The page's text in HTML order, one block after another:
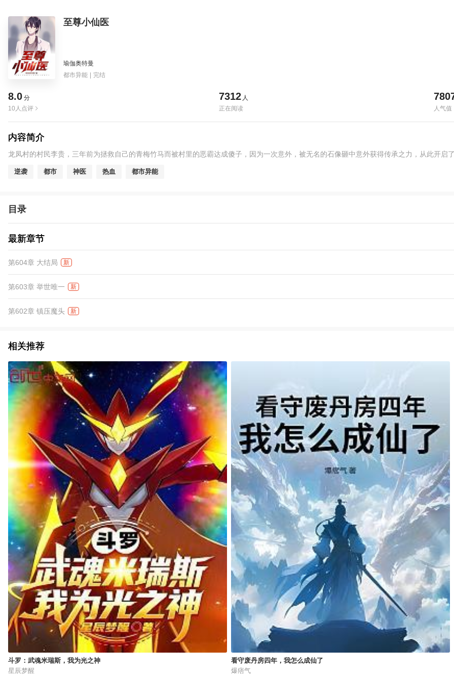
至尊小仙医
瑜伽奥特曼
都市异能 | 完结
8.0 分
10人点评
7312 人
正在阅读
人气值
内容简介
龙凤村的村民李贵，三年前为拯救自己的青梅竹马而被村里的恶霸达成傻子，因为一次意外，被无名的石像砸中意外获得传承之力，从此开启
逆袭 都市 神医 热血 都市异能
目录
最新章节
第604章 大结局 新
第603章 举世唯一 新
第602章 镇压魔头 新
相关推荐
斗罗：武魂米瑞斯，我为光之神
星辰梦醒
看守废丹房四年，我怎么成仙了
爆痞气